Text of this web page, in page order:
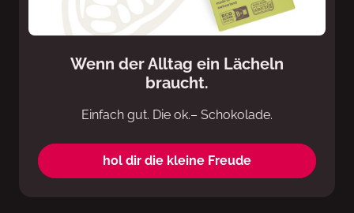
Wenn der Alltag ein Lächeln
braucht.
Einfach gut. Die ok.– Schokolade.
hol dir die kleine Freude